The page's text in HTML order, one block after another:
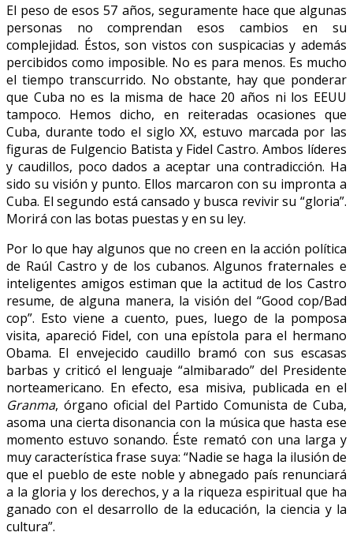
El peso de esos 57 años, seguramente hace que algunas
personas no comprendan esos cambios en su
complejidad. Éstos, son vistos con suspicacias y además
percibidos como imposible. No es para menos. Es mucho
el tiempo transcurrido. No obstante, hay que ponderar
que Cuba no es la misma de hace 20 años ni los EEUU
tampoco. Hemos dicho, en reiteradas ocasiones que
Cuba, durante todo el siglo XX, estuvo marcada por las
figuras de Fulgencio Batista y Fidel Castro. Ambos líderes
y caudillos, poco dados a aceptar una contradicción. Ha
sido su visión y punto. Ellos marcaron con su impronta a
Cuba. El segundo está cansado y busca revivir su “gloria”.
Morirá con las botas puestas y en su ley.
Por lo que hay algunos que no creen en la acción política
de Raúl Castro y de los cubanos. Algunos fraternales e
inteligentes amigos estiman que la actitud de los Castro
resume, de alguna manera, la visión del “Good cop/Bad
cop”. Esto viene a cuento, pues, luego de la pomposa
visita, apareció Fidel, con una epístola para el hermano
Obama. El envejecido caudillo bramó con sus escasas
barbas y criticó el lenguaje “almibarado” del Presidente
norteamericano. En efecto, esa misiva, publicada en el
Granma, órgano oficial del Partido Comunista de Cuba,
asoma una cierta disonancia con la música que hasta ese
momento estuvo sonando. Éste remató con una larga y
muy característica frase suya: “Nadie se haga la ilusión de
que el pueblo de este noble y abnegado país renunciará
a la gloria y los derechos, y a la riqueza espiritual que ha
ganado con el desarrollo de la educación, la ciencia y la
cultura”.